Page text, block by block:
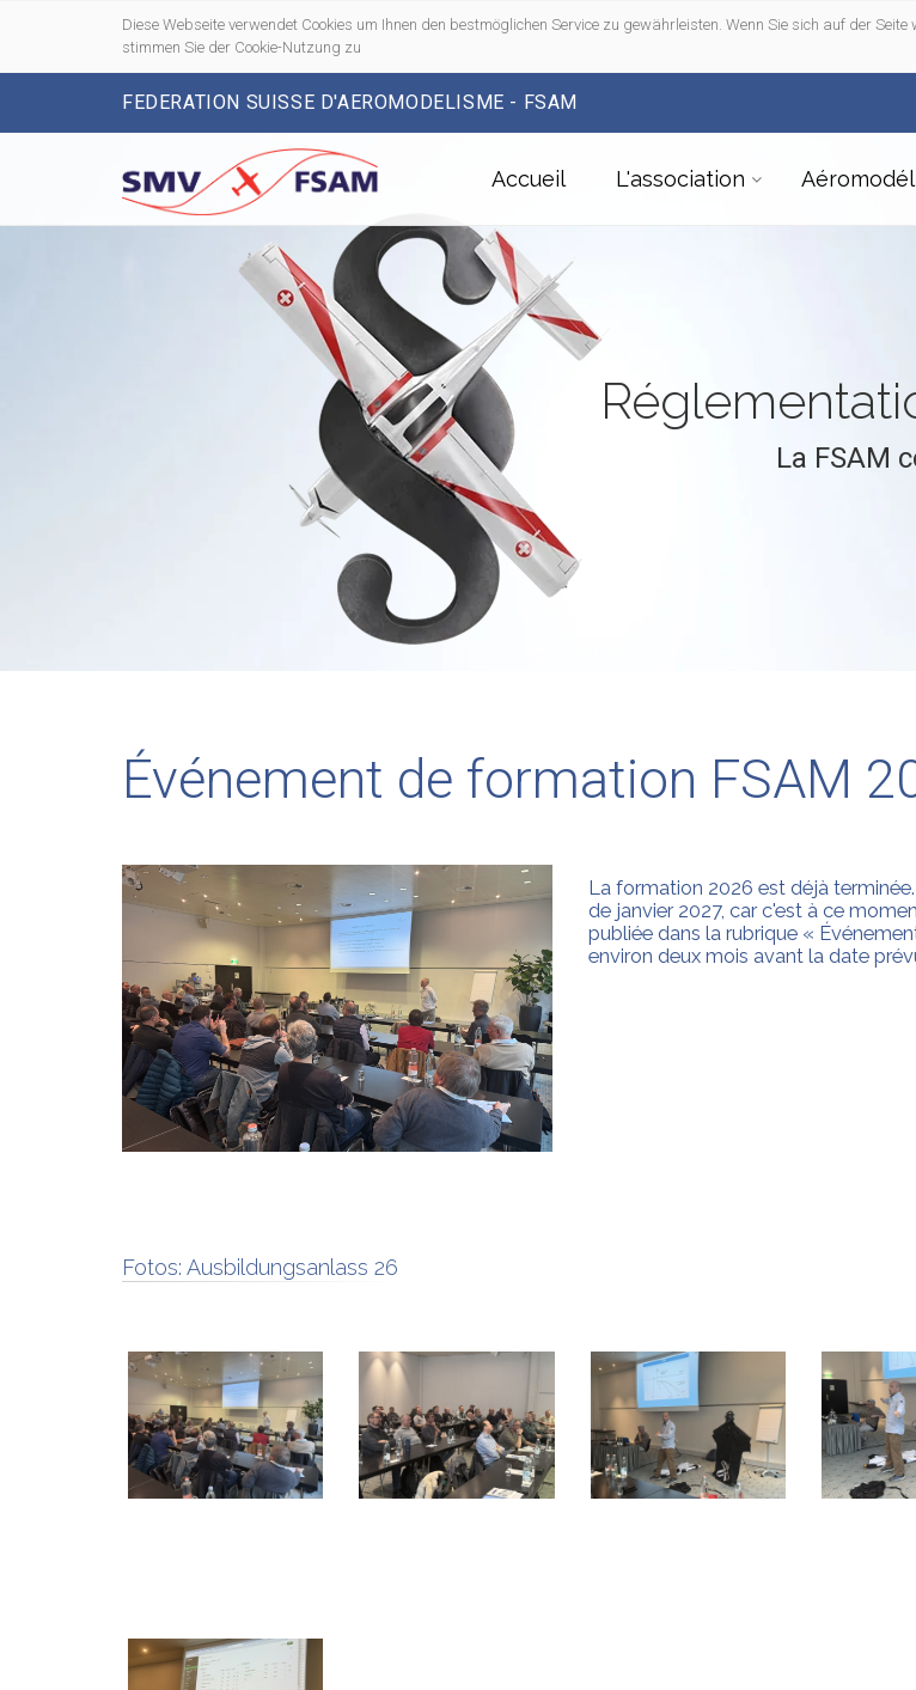
Diese Webseite verwendet Cookies um Ihnen den bestmöglichen Service zu gewährleisten. Wenn Sie sich auf der Seite
stimmen Sie der Cookie-Nutzung zu
FEDERATION SUISSE D'AEROMODELISME - FSAM
Accueil L'association
La FSAM
Événement de formation FSAM
La formation 2026 est déjà
de janvier 2027, car c'est à ce
publiée dans la rubrique «
environ deux mois avant la date
Fotos: Ausbildungsanlass 26